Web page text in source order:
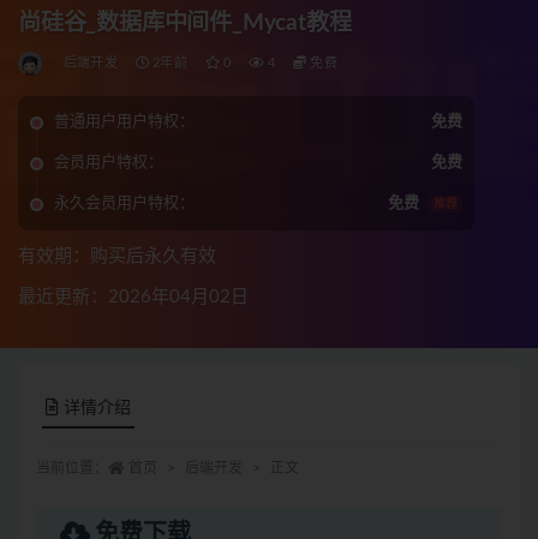
尚硅谷_数据库中间件_Mycat教程
后端开发 2年前 0 4 免费
普通用户用户特权： 免费
会员用户特权： 免费
永久会员用户特权： 免费 推荐
有效期：购买后永久有效
最近更新：2026年04月02日
详情介绍